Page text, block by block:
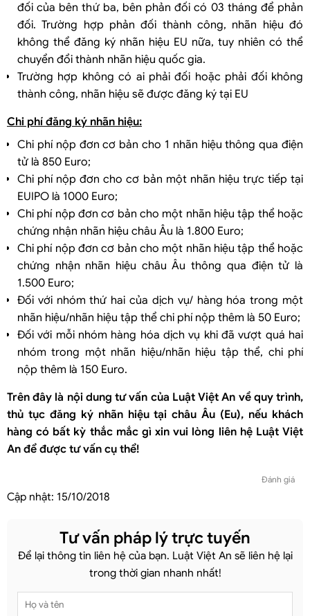
đối của bên thứ ba, bên phản đối có 03 tháng để phản
đối. Trường hợp phản đối thành công, nhãn hiệu đó
không thể đăng ký nhãn hiệu EU nữa, tuy nhiên có thể
chuyển đổi thành nhãn hiệu quốc gia.
Trường hợp không có ai phải đối hoặc phải đối không
thành công, nhãn hiệu sẽ được đăng ký tại EU
Chi phí đăng ký nhãn hiệu:
Chi phí nộp đơn cơ bản cho 1 nhãn hiệu thông qua điện
tử là 850 Euro;
Chi phí nộp đơn cho cơ bản một nhãn hiệu trực tiếp tại
EUIPO là 1000 Euro;
Chi phí nộp đơn cơ bản cho một nhãn hiệu tập thể hoặc
chứng nhận nhãn hiệu châu Âu là 1.800 Euro;
Chi phí nộp đơn cơ bản cho một nhãn hiệu tập thể hoặc
chứng nhận nhãn hiệu châu Âu thông qua điện tử là
1.500 Euro;
Đối với nhóm thứ hai của dịch vụ/ hàng hóa trong một
nhãn hiệu/nhãn hiệu tập thể chi phí nộp thêm là 50 Euro;
Đối với mỗi nhóm hàng hóa dịch vụ khi đã vượt quá hai
nhóm trong một nhãn hiệu/nhãn hiệu tập thể, chi phí
nộp thêm là 150 Euro.
Trên đây là nội dung tư vấn của Luật Việt An về quy trình,
thủ tục đăng ký nhãn hiệu tại châu Âu (Eu), nếu khách
hàng có bất kỳ thắc mắc gì xin vui lòng liên hệ Luật Việt
An để được tư vấn cụ thể!
Đánh giá
Cập nhật: 15/10/2018
Tư vấn pháp lý trực tuyến
Để lại thông tin liên hệ của bạn. Luật Việt An sẽ liên hệ lại
trong thời gian nhanh nhất!